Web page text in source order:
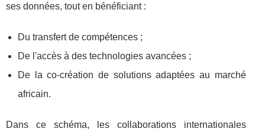
ses données, tout en bénéficiant :
Du transfert de compétences ;
De l'accès à des technologies avancées ;
De la co-création de solutions adaptées au marché
africain.
Dans ce schéma, les collaborations internationales